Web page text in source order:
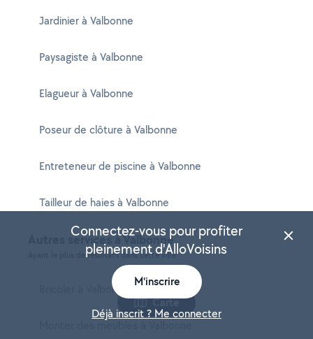
Jardinier à Valbonne
Paysagiste à Valbonne
Elagueur à Valbonne
Poseur de clôture à Valbonne
Entreteneur de piscine à Valbonne
Tailleur de haies à Valbonne
Autres services à Valbonne
Ayant le plus de résultats dans cette ville
Bricoler à Valbonne
Carte
Connectez-vous pour profiter
pleinement d'AlloVoisins
M'inscrire
Déjà inscrit ? Me connecter